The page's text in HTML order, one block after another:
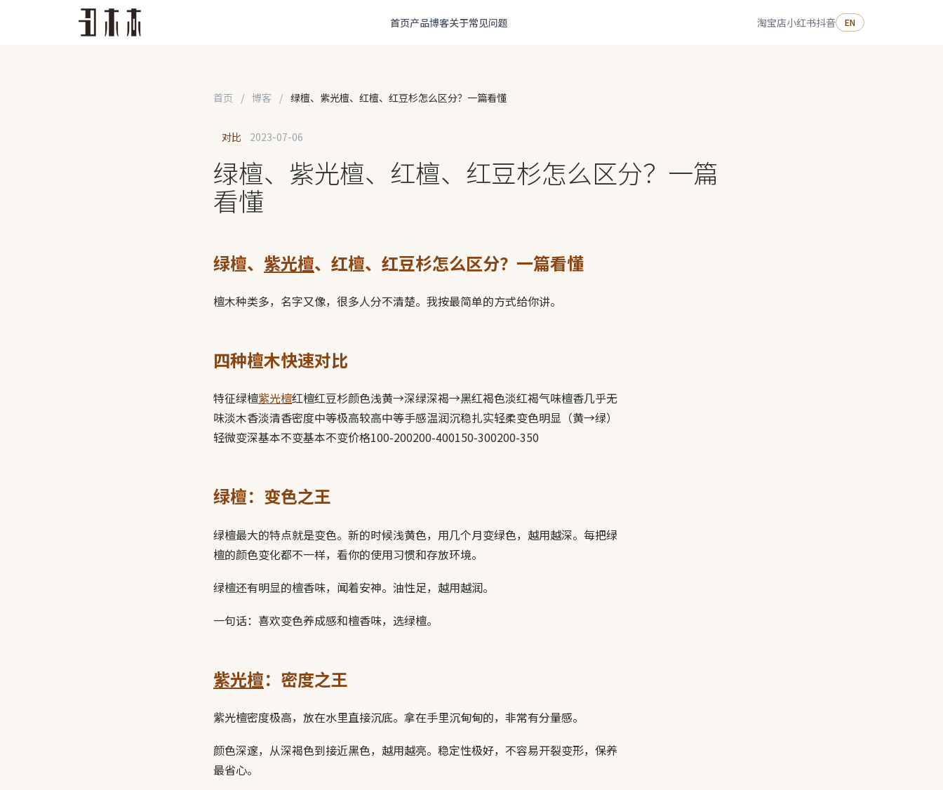
首页产品博客关于常见问题 淘宝店小红书抖音 EN
首页 / 博客 / 绿檀、紫光檀、红檀、红豆杉怎么区分？一篇看懂
对比 2023-07-06
绿檀、紫光檀、红檀、红豆杉怎么区分？一篇
看懂
绿檀、 紫光檀、红檀、红豆杉怎么区分？一篇看懂
檀木种类多，名字又像，很多人分不清楚。我按最简单的方式给你讲。
四种檀木快速对比
特征绿檀紫光檀红檀红豆杉颜色浅黄→深绿深褐→黑红褐色淡红褐气味檀香几乎无
味淡木香淡清香密度中等极高较高中等手感温润沉稳扎实轻柔变色明显（黄→绿）
轻微变深基本不变基本不变价格100-200200-400150-300200-350
绿檀：变色之王
绿檀最大的特点就是变色。新的时候浅黄色，用几个月变绿色，越用越深。每把绿
檀的颜色变化都不一样，看你的使用习惯和存放环境。
绿檀还有明显的檀香味，闻着安神。油性足，越用越润。
一句话：喜欢变色养成感和檀香味，选绿檀。
紫光檀：密度之王
紫光檀密度极高，放在水里直接沉底。拿在手里沉甸甸的，非常有分量感。
颜色深邃，从深褐色到接近黑色，越用越亮。稳定性极好，不容易开裂变形，保养
最省心。